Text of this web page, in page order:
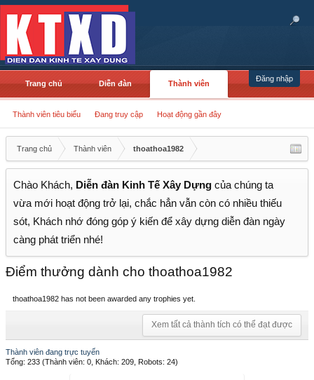
Đăng nhập
Trang chủ Diễn đàn Thành viên
Thành viên tiêu biểu Đang truy cập Hoạt động gần đây
Trang chủ Thành viên thoathoa1982
Chào Khách, Diễn đàn Kinh Tế Xây Dựng của chúng ta
vừa mới hoạt động trở lại, chắc hẳn vẫn còn có nhiều thiếu
sót, Khách nhớ đóng góp ý kiến để xây dựng diễn đàn ngày
càng phát triển nhé!
Điểm thưởng dành cho thoathoa1982
thoathoa1982 has not been awarded any trophies yet.
Xem tất cả thành tích có thể đạt được
Thành viên đang trực tuyến
Tổng: 233 (Thành viên: 0, Khách: 209, Robots: 24)